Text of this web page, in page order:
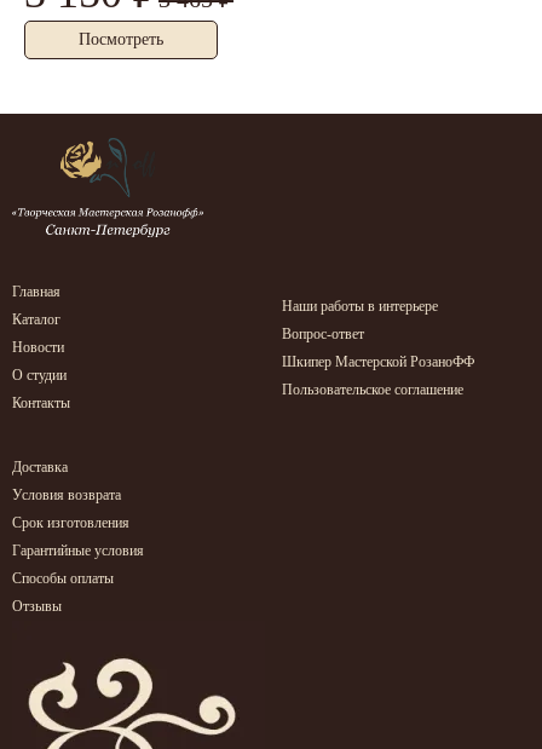
Посмотреть
Главная
Каталог
Новости
О студии
Контакты
Наши работы в интерьере
Вопрос-ответ
Шкипер Мастерской РозаноФФ
Пользовательское соглашение
Доставка
Условия возврата
Срок изготовления
Гарантийные условия
Способы оплаты
Отзывы